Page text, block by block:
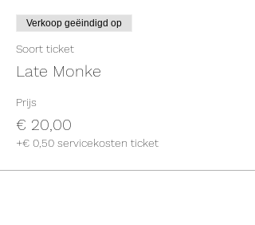
Verkoop geëindigd op
Soort ticket
Late Monke
Prijs
€ 20,00
+€ 0,50 servicekosten ticket